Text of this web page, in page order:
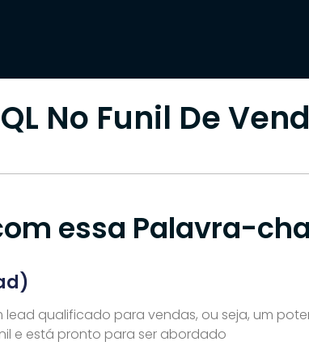
No Funil De
essa Palavra-
lead qualificado para vendas, ou seja, um
e está pronto para ser abordado